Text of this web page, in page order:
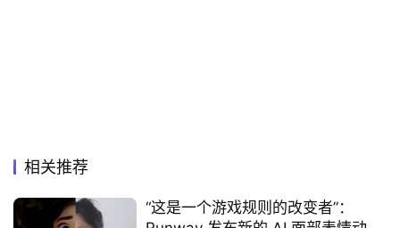
相关推荐
“这是一个游戏规则的改变者”：